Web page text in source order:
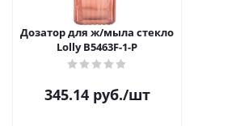
Дозатор для ж/мыла стекло
Lolly B5463F-1-P
345.14руб./шт